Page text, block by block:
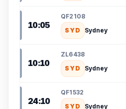
10:05
QF2108
SYD
Sydney
10:10
ZL6438
SYD
Sydney
24:10
QF1532
SYD
Sydney